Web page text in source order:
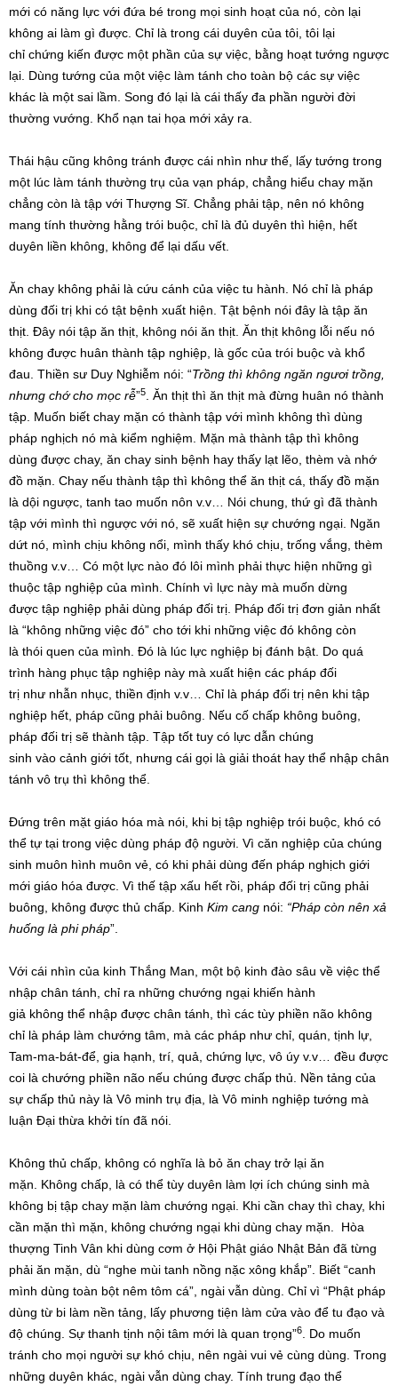
mới có năng lực với đứa bé trong mọi sinh hoạt của nó, còn lại
không ai làm gì được. Chỉ là trong cái duyên của tôi, tôi lại
chỉ chứng kiến được một phần của sự việc, bằng hoạt tướng ngược
lại. Dùng tướng của một việc làm tánh cho toàn bộ các sự việc
khác là một sai lầm. Song đó lại là cái thấy đa phần người đời
thường vướng. Khổ nạn tai họa mới xảy ra.
Thái hậu cũng không tránh được cái nhìn như thế, lấy tướng trong
một lúc làm tánh thường trụ của vạn pháp, chẳng hiểu chay mặn
chẳng còn là tập với Thượng Sĩ. Chẳng phải tập, nên nó không
mang tính thường hằng trói buộc, chỉ là đủ duyên thì hiện, hết
duyên liền không, không để lại dấu vết.
Ăn chay không phải là cứu cánh của việc tu hành. Nó chỉ là pháp
dùng đối trị khi có tật bệnh xuất hiện. Tật bệnh nói đây là tập ăn
thịt. Đây nói tập ăn thịt, không nói ăn thịt. Ăn thịt không lỗi nếu nó
không được huân thành tập nghiệp, là gốc của trói buộc và khổ
đau. Thiền sư Duy Nghiễm nói: “Trồng thì không ngăn ngươi trồng,
nhưng chớ cho mọc rễ”5
. Ăn thịt thì ăn thịt mà đừng huân nó thành
tập. Muốn biết chay mặn có thành tập với mình không thì dùng
pháp nghịch nó mà kiểm nghiệm. Mặn mà thành tập thì không
dùng được chay, ăn chay sinh bệnh hay thấy lạt lẽo, thèm và nhớ
đồ mặn. Chay nếu thành tập thì không thể ăn thịt cá, thấy đồ mặn
là dội ngược, tanh tao muốn nôn v.v… Nói chung, thứ gì đã thành
tập với mình thì ngược với nó, sẽ xuất hiện sự chướng ngại. Ngăn
dứt nó, mình chịu không nổi, mình thấy khó chịu, trống vắng, thèm
thuồng v.v… Có một lực nào đó lôi mình phải thực hiện những gì
thuộc tập nghiệp của mình. Chính vì lực này mà muốn dừng
được tập nghiệp phải dùng pháp đối trị. Pháp đối trị đơn giản nhất
là “không những việc đó” cho tới khi những việc đó không còn
là thói quen của mình. Đó là lúc lực nghiệp bị đánh bật. Do quá
trình hàng phục tập nghiệp này mà xuất hiện các pháp đối
trị như nhẫn nhục, thiền định v.v… Chỉ là pháp đối trị nên khi tập
nghiệp hết, pháp cũng phải buông. Nếu cố chấp không buông,
pháp đối trị sẽ thành tập. Tập tốt tuy có lực dẫn chúng
sinh vào cảnh giới tốt, nhưng cái gọi là giải thoát hay thể nhập chân
tánh vô trụ thì không thể.
Đứng trên mặt giáo hóa mà nói, khi bị tập nghiệp trói buộc, khó có
thể tự tại trong việc dùng pháp độ người. Vì căn nghiệp của chúng
sinh muôn hình muôn vẻ, có khi phải dùng đến pháp nghịch giới
mới giáo hóa được. Vì thế tập xấu hết rồi, pháp đối trị cũng phải
buông, không được thủ chấp. Kinh Kim cang nói: “Pháp còn nên xả
huống là phi pháp”.
Với cái nhìn của kinh Thắng Man, một bộ kinh đào sâu về việc thể
nhập chân tánh, chỉ ra những chướng ngại khiến hành
giả không thể nhập được chân tánh, thì các tùy phiền não không
chỉ là pháp làm chướng tâm, mà các pháp như chỉ, quán, tịnh lự,
Tam-ma-bát-để, gia hạnh, trí, quả, chứng lực, vô úy v.v… đều được
coi là chướng phiền não nếu chúng được chấp thủ. Nền tảng của
sự chấp thủ này là Vô minh trụ địa, là Vô minh nghiệp tướng mà
luận Đại thừa khởi tín đã nói.
Không thủ chấp, không có nghĩa là bỏ ăn chay trở lại ăn
mặn. Không chấp, là có thể tùy duyên làm lợi ích chúng sinh mà
không bị tập chay mặn làm chướng ngại. Khi cần chay thì chay, khi
cần mặn thì mặn, không chướng ngại khi dùng chay mặn. Hòa
thượng Tinh Vân khi dùng cơm ở Hội Phật giáo Nhật Bản đã từng
phải ăn mặn, dù “nghe mùi tanh nồng nặc xông khắp”. Biết “canh
mình dùng toàn bột nêm tôm cá”, ngài vẫn dùng. Chỉ vì “Phật pháp
dùng từ bi làm nền tảng, lấy phương tiện làm cửa vào để tu đạo và
độ chúng. Sự thanh tịnh nội tâm mới là quan trọng”6
. Do muốn
tránh cho mọi người sự khó chịu, nên ngài vui vẻ cùng dùng. Trong
những duyên khác, ngài vẫn dùng chay. Tính trung đạo thể